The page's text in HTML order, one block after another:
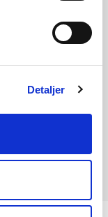
Detaljer